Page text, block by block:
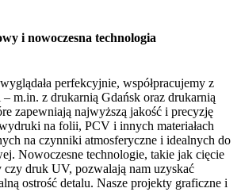
i nowoczesna technologia
perfekcyjnie, współpracujemy z
m.in. z drukarnią Gdańsk oraz drukarnią
zapewniają najwyższą jakość i precyzję
na folii, PCV i innych materiałach
na czynniki atmosferyczne i idealnych do
Nowoczesne technologie, takie jak cięcie
druk UV, pozwalają nam uzyskać
ostrość detalu. Nasze projekty graficzne i